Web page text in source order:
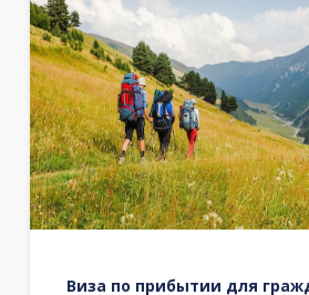
Виза по прибытии для